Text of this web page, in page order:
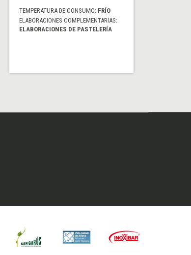
TEMPERATURA DE CONSUMO: FRÍO
ELABORACIONES COMPLEMENTARIAS:
ELABORACIONES DE PASTELERÍA